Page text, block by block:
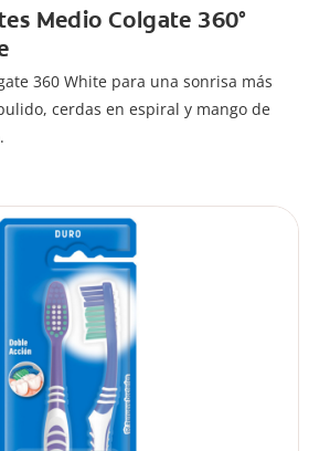
Medio Colgate 360°
360 White para una sonrisa más
cerdas en espiral y mango de